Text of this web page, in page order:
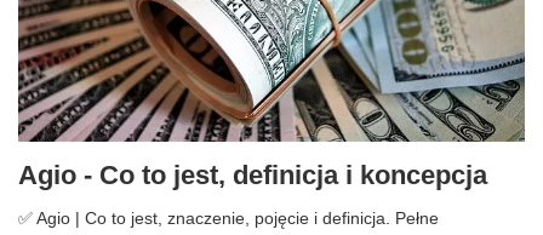
Agio - Co to jest, definicja i koncepcja
✅ Agio | Co to jest, znaczenie, pojęcie i definicja. Pełne